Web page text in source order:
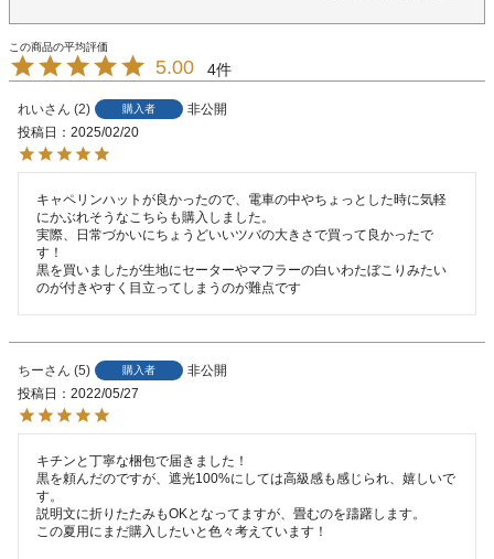
5.00 4
れい 2 購入者
非公開
投稿日
2025/02/20
キャペリンハットが良かったので、電車の中やちょっとした時に気軽
にかぶれそうなこちらも購入しました。
実際、日常づかいにちょうどいいツバの大きさで買って良かったで
す！
黒を買いましたが生地にセーターやマフラーの白いわたぼこりみたい
のが付きやすく目立ってしまうのが難点です
ちー 5 購入者
非公開
投稿日
2022/05/27
キチンと丁寧な梱包で届きました！
黒を頼んだのですが、遮光100%にしては高級感も感じられ、嬉しいで
す。
説明文に折りたたみもOKとなってますが、畳むのを躊躇します。
この夏用にまだ購入したいと色々考えています！